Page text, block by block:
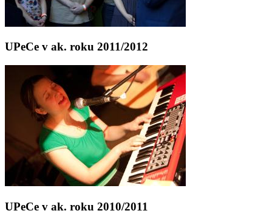
UPeCe v ak. roku 2011/2012
UPeCe v ak. roku 2010/2011